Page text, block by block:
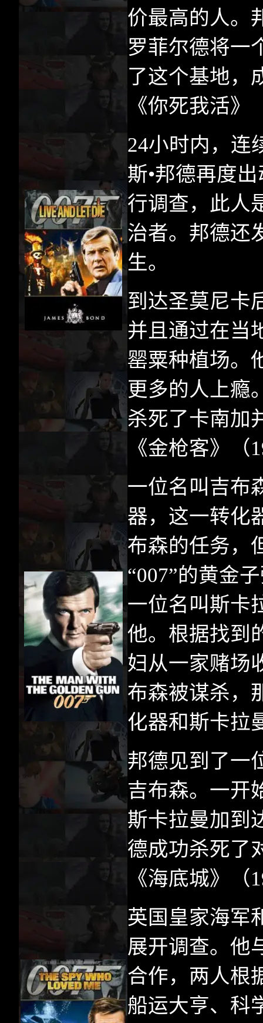
价最高的人。
罗菲尔德将一
了这个基地，
《你死我活》
24小时内，连
斯•邦德再度
行调查，此人
治者。邦德还
生。
到达圣莫尼卡
并且通过在当
罂粟种植场。
更多的人上瘾
杀死了卡南加
《金枪客》（
一位名叫吉布
器，这一转化
布森的任务，
“007”的黄金
一位名叫斯卡
他。根据找到
妇从一家赌场
布森被谋杀，
化器和斯卡拉
邦德见到了一
吉布森。一开
斯卡拉曼加到
德成功杀死了
《海底城》（
英国皇家海军
展开调查。他
合作，两人根
船运大亨、科